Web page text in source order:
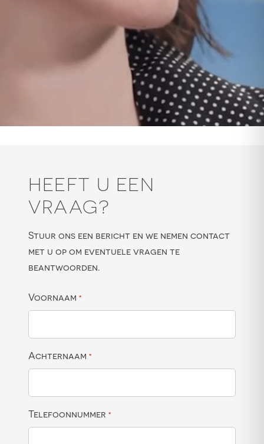
HEEFT U EEN
VRAAG?
Stuur ons een bericht en we nemen contact
met u op om eventuele vragen te
beantwoorden.
Voornaam *
Achternaam *
Telefoonnummer *